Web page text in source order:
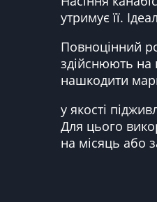
утримує її.
Повноцінний
здійснюють на
нашкодити
у якості
Для цього
на місяць або